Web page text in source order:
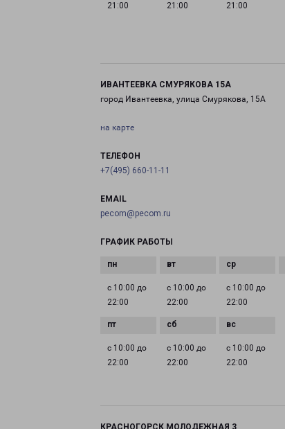
21:00
21:00
21:00
ИВАНТЕЕВКА СМУРЯКОВА 15А
город Ивантеевка, улица Смурякова, 15А
на карте
ТЕЛЕФОН
+7(495) 660-11-11
EMAIL
pecom@pecom.ru
ГРАФИК РАБОТЫ
с 10:00 до
22:00
с 10:00 до
22:00
с 10:00 до
22:00
с 10:00 до
22:00
с 10:00 до
22:00
с 10:00 до
22:00
КРАСНОГОРСК МОЛОДЕЖНАЯ 3